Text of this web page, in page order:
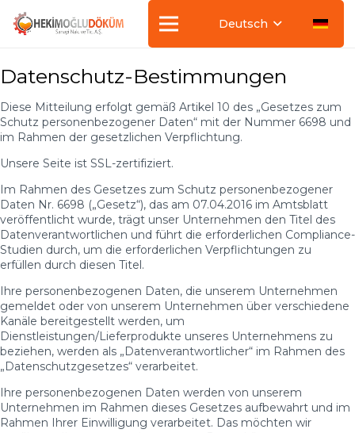
Deutsch
Datenschutz-Bestimmungen
Diese Mitteilung erfolgt gemäß Artikel 10 des „Gesetzes zum
Schutz personenbezogener Daten“ mit der Nummer 6698 und
im Rahmen der gesetzlichen Verpflichtung.
Unsere Seite ist SSL-zertifiziert.
Im Rahmen des Gesetzes zum Schutz personenbezogener
Daten Nr. 6698 („Gesetz“), das am 07.04.2016 im Amtsblatt
veröffentlicht wurde, trägt unser Unternehmen den Titel des
Datenverantwortlichen und führt die erforderlichen Compliance-
Studien durch, um die erforderlichen Verpflichtungen zu
erfüllen durch diesen Titel.
Ihre personenbezogenen Daten, die unserem Unternehmen
gemeldet oder von unserem Unternehmen über verschiedene
Kanäle bereitgestellt werden, um
Dienstleistungen/Lieferprodukte unseres Unternehmens zu
beziehen, werden als „Datenverantwortlicher“ im Rahmen des
„Datenschutzgesetzes“ verarbeitet.
Ihre personenbezogenen Daten werden von unserem
Unternehmen im Rahmen dieses Gesetzes aufbewahrt und im
Rahmen Ihrer Einwilligung verarbeitet. Das möchten wir